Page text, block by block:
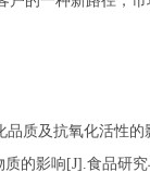
质及抗氧化活性的
影响[J].食品研究